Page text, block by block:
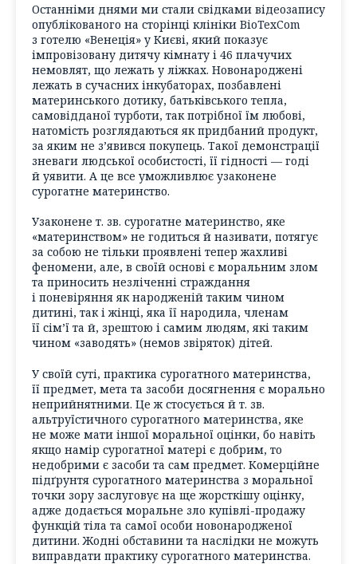
Останніми днями ми стали свідками відеозапису
опублікованого на сторінці клініки BioTexCom
з готелю «Венеція» у Києві, який показує
імпровізовану дитячу кімнату і 46 плачучих
немовлят, що лежать у ліжках. Новонароджені
лежать в сучасних інкубаторах, позбавлені
материнського дотику, батьківського тепла,
самовідданої турботи, так потрібної їм любові,
натомість розглядаються як придбаний продукт,
за яким не з’явився покупець. Такої демонстрації
зневаги людської особистості, її гідності — годі
й уявити. А це все уможливлює узаконене
сурогатне материнство.
Узаконене т. зв. сурогатне материнство, яке
«материнством» не годиться й називати, потягує
за собою не тільки проявлені тепер жахливі
феномени, але, в своїй основі є моральним злом
та приносить незліченні страждання
і поневіряння як народженій таким чином
дитині, так і жінці, яка її народила, членам
її сім’ї та й, зрештою і самим людям, які таким
чином «заводять» (немов звіряток) дітей.
У своїй суті, практика сурогатного материнства,
її предмет, мета та засоби досягнення є морально
неприйнятними. Це ж стосується й т. зв.
альтруїстичного сурогатного материнства, яке
не може мати іншої моральної оцінки, бо навіть
якщо намір сурогатної матері є добрим, то
недобрими є засоби та сам предмет. Комерційне
підґрунтя сурогатного материнства з моральної
точки зору заслуговує на ще жорсткішу оцінку,
адже додається моральне зло купівлі-продажу
функцій тіла та самої особи новонародженої
дитини. Жодні обставини та наслідки не можуть
виправдати практику сурогатного материнства.